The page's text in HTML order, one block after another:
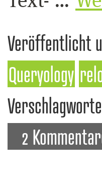
Veröffentlicht
Queryology
2